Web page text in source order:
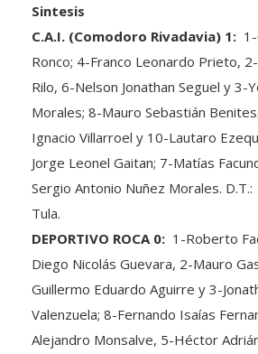
Sintesis
C.A.I. (Comodoro Rivadavia) 1:
Ronco; 4-Franco Leonardo Prieto,
Rilo, 6-Nelson Jonathan Seguel y 3-
Morales; 8-Mauro Sebastián
Ignacio Villarroel y 10-Lautaro
Jorge Leonel Gaitan; 7-Matías
Sergio Antonio Nuñez Morales.
Tula.
DEPORTIVO ROCA 0: 1-Roberto
Diego Nicolás Guevara, 2-Mauro
Guillermo Eduardo Aguirre y 3-
Valenzuela; 8-Fernando Isaías
Alejandro Monsalve, 5-Héctor